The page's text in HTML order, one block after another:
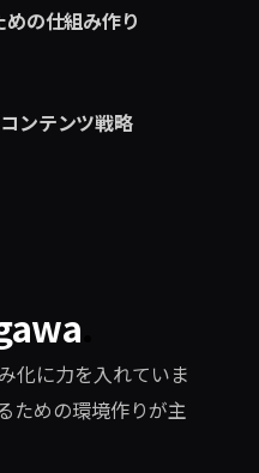
の仕組み作り
ンテンツ戦略
化に力を入れていま
ための環境作りが主